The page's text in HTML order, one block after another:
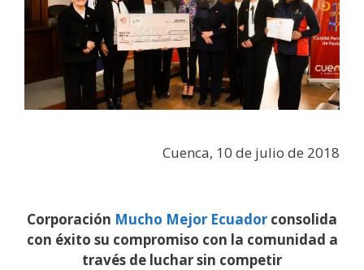
Cuenca, 10 de julio de 2018
Corporación Mucho Mejor Ecuador consolida
con éxito su compromiso con la comunidad a
través de luchar sin competir